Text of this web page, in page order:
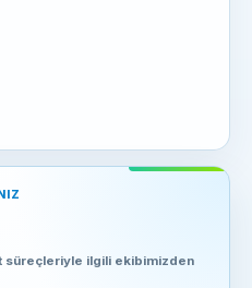
süreçleriyle ilgili ekibimizden